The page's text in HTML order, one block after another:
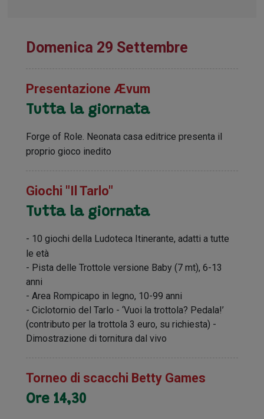
Domenica 29 Settembre
Presentazione Ævum
Tutta la giornata
Forge of Role. Neonata casa editrice presenta il
proprio gioco inedito
Giochi "Il Tarlo"
Tutta la giornata
- 10 giochi della Ludoteca Itinerante, adatti a tutte
le età
- Pista delle Trottole versione Baby (7 mt), 6-13
anni
- Area Rompicapo in legno, 10-99 anni
- Ciclotornio del Tarlo - ‘Vuoi la trottola? Pedala!’
(contributo per la trottola 3 euro, su richiesta) -
Dimostrazione di tornitura dal vivo
Torneo di scacchi Betty Games
Ore 14,30